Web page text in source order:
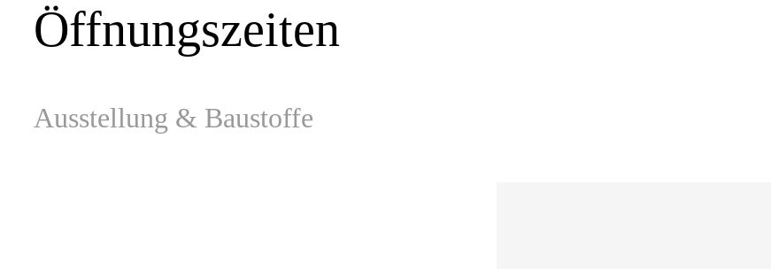
Öffnungszeiten
Ausstellung & Baustoffe